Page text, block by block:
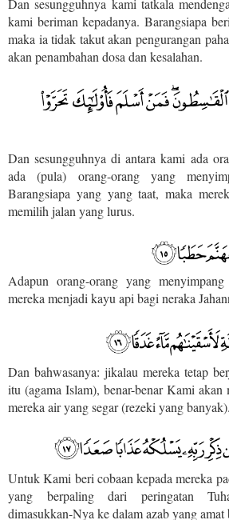
Dan sesungguhnya kami tatkala
kami beriman kepadanya. Barangsiapa
maka ia tidak takut akan pengurangan
akan penambahan dosa dan kesalahan.
Dan sesungguhnya di antara kami ada
ada (pula) orang-orang yang
Barangsiapa yang yang taat, maka
memilih jalan yang lurus.
Adapun orang-orang yang
mereka menjadi kayu api bagi neraka
Dan bahwasanya: jikalau mereka tetap
itu (agama Islam), benar-benar Kami akan
mereka air yang segar (rezeki yang banyak).
Untuk Kami beri cobaan kepada mereka
yang berpaling dari peringatan
dimasukkan-Nya ke dalam azab yang amat